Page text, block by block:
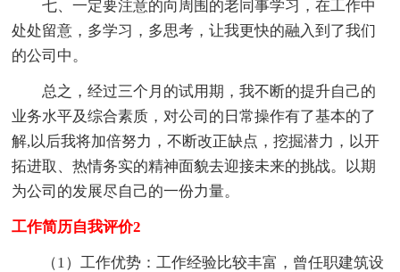
七、一定要注意的向周围的老同事学习，在工作中
处处留意，多学习，多思考，让我更快的融入到了我们
的公司中。
总之，经过三个月的试用期，我不断的提升自己的
业务水平及综合素质，对公司的日常操作有了基本的了
解,以后我将加倍努力，不断改正缺点，挖掘潜力，以开
拓进取、热情务实的精神面貌去迎接未来的挑战。以期
为公司的发展尽自己的一份力量。
工作简历自我评价2
（1）工作优势：工作经验比较丰富，曾任职建筑设